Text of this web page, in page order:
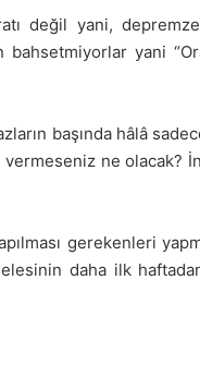
değil yani,
yani
başında hâlâ
ne olacak?
gerekenleri
daha ilk